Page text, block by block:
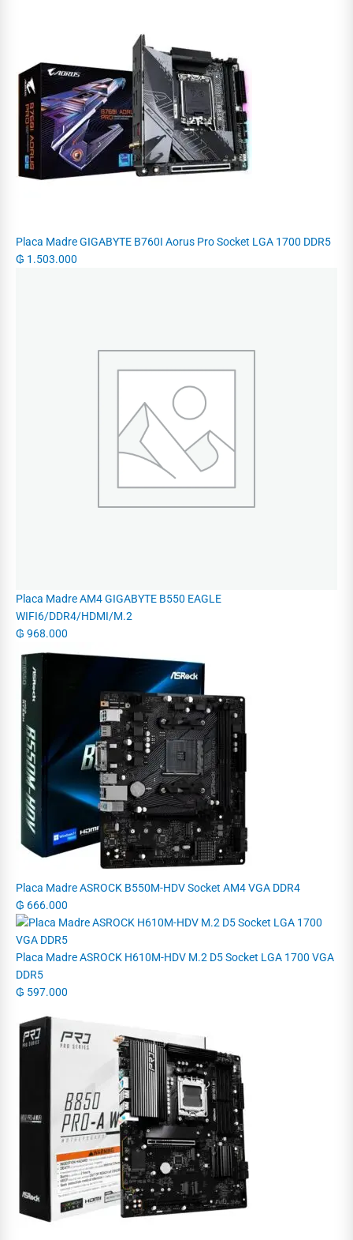
Placa Madre GIGABYTE B760I Aorus Pro Socket LGA 1700 DDR5
₲ 1.503.000
Placa Madre AM4 GIGABYTE B550 EAGLE
WIFI6/DDR4/HDMI/M.2
₲ 968.000
Placa Madre ASROCK B550M-HDV Socket AM4 VGA DDR4
₲ 666.000
Placa Madre ASROCK H610M-HDV M.2 D5 Socket LGA 1700 VGA
DDR5
₲ 597.000